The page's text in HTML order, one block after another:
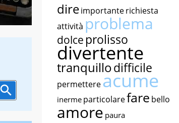
direimportanterichiesta
attività problema
dolce prolisso
divertente
tranquillodifficile
permettereacume
inerme particolarefare bello
amore paura